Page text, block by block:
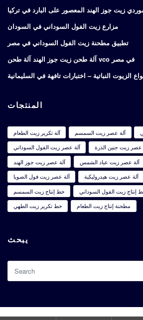
زيت جوز الهند المعصور على البارد في تركيا
مزارع زيت الفول السوداني في السودان
تطبيق مطحنة زيت الفول السوداني في مصر
آلة طحن زيت جوز الهند آلة طحن vco في مصر
الزيوت النباتية – اختبارات تافهة في السليمانية
المنتجات
آلة تكرير زيت الطعام آلة عصر زيت السمسم
آلة عصر زيت الفول السوداني
عصر زيت جنين الذرة
آلة عصر زيت جوز الهند
آلة عصر زيت عباد الشمس
آلة عصر زيت فول الصويا
آلة عصر زيت هيدروليكية
خط إنتاج زيت السمسم
إنتاج زيت الفول السوداني
خط تكرير زيت الطهي
مطحنة إنتاج زيت الطعام
يبحث